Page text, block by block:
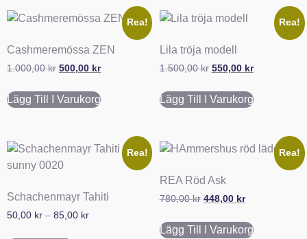
Rea!
Cashmeremössa ZEN
1.000,00kr 500,00 kr
Lägg Till I Varukorg
Rea!
Lila tröja modell
1.500,00kr 550,00 kr
Lägg Till I Varukorg
Rea!
Schachenmayr Tahiti
50,00 kr – 85,00 kr
Rea!
REA Röd Ask
780,00kr 448,00 kr
Lägg Till I Varukorg